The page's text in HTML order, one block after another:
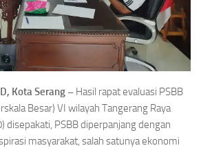
Kota Serang – Hasil rapat evaluasi PSBB
Besar) VI wilayah Tangerang Raya
disepakati, PSBB diperpanjang dengan
masyarakat, salah satunya ekonomi